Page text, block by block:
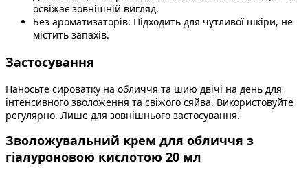
освіжає зовнішній вигляд.
Без ароматизаторів: Підходить для чутливої шкіри, не
містить запахів.
Застосування
Наносьте сироватку на обличчя та шию двічі на день для
інтенсивного зволоження та свіжого сяйва. Використовуйте
регулярно. Лише для зовнішнього застосування.
Зволожувальний крем для обличчя з
гіалуроновою кислотою 20 мл